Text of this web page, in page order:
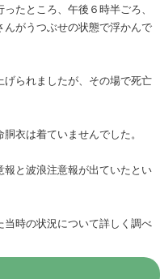
たところ、午後６時半ごろ、
がうつぶせの状態で浮かんで
られましたが、その場で死亡
衣は着ていませんでした。
と波浪注意報が出ていたとい
時の状況について詳しく調べ